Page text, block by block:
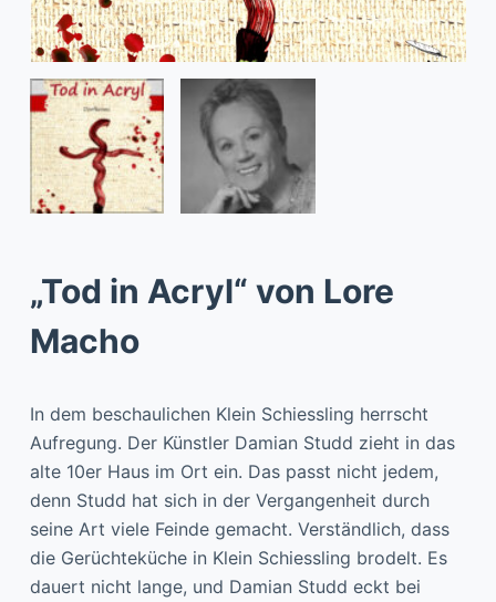
„Tod in Acryl“ von Lore
Macho
In dem beschaulichen Klein Schiessling herrscht
Aufregung. Der Künstler Damian Studd zieht in das
alte 10er Haus im Ort ein. Das passt nicht jedem,
denn Studd hat sich in der Vergangenheit durch
seine Art viele Feinde gemacht. Verständlich, dass
die Gerüchteküche in Klein Schiessling brodelt. Es
dauert nicht lange, und Damian Studd eckt bei